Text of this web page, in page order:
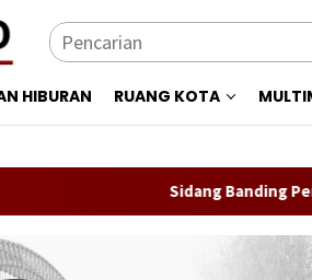
HIBURAN RUANG KOTA
Sidang Banding Perdana